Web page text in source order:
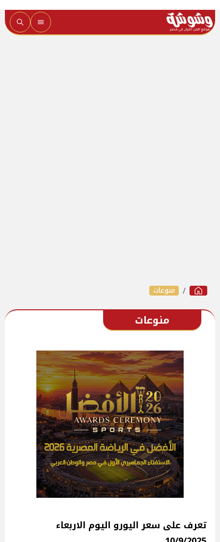
منوعات
منوعات
تعرف على سعر اليورو اليوم الاربعاء